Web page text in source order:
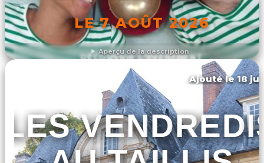
Aperçu de la description
LE 7 AOÛT 2026
DÉCOUVRIR L'ÉVÉNEMENT
Ajouté le 18
LES